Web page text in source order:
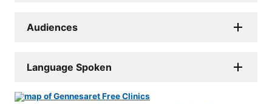
Audiences
Language Spoken